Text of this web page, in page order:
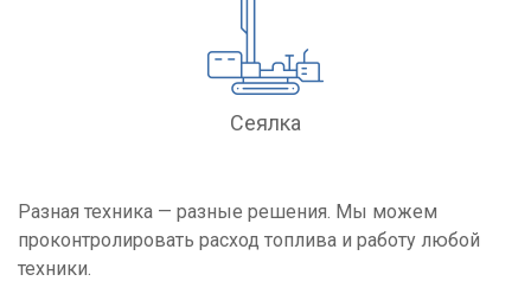
Сеялка
Разная техника — разные решения. Мы можем
проконтролировать расход топлива и работу любой
техники.